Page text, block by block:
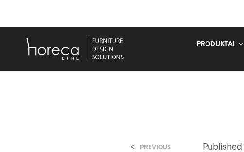
PRODUKTAI
Published
< PREVIOUS